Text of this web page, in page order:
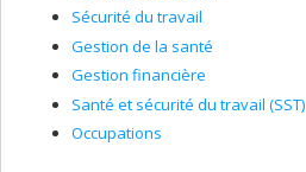
Sécurité du travail
Gestion de la santé
Gestion financière
Santé et sécurité du travail (SST)
Occupations